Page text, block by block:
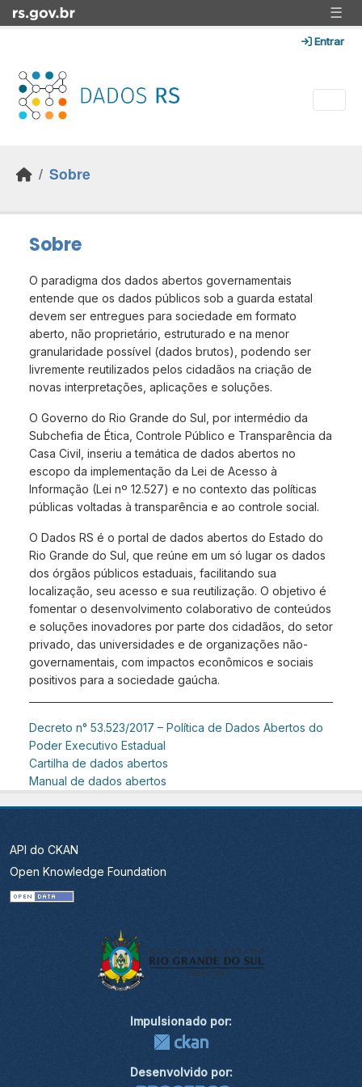
Skip to main content ☰
Entrar
Sobre
Sobre
O paradigma dos dados abertos governamentais
entende que os dados públicos sob a guarda estatal
devem ser entregues para sociedade em formato
aberto, não proprietário, estruturado e na menor
granularidade possível (dados brutos), podendo ser
livremente reutilizados pelos cidadãos na criação de
novas interpretações, aplicações e soluções.
O Governo do Rio Grande do Sul, por intermédio da
Subchefia de Ética, Controle Público e Transparência da
Casa Civil, inseriu a temática de dados abertos no
escopo da implementação da Lei de Acesso à
Informação (Lei nº 12.527) e no contexto das políticas
públicas voltadas à transparência e ao controle social.
O Dados RS é o portal de dados abertos do Estado do
Rio Grande do Sul, que reúne em um só lugar os dados
dos órgãos públicos estaduais, facilitando sua
localização, seu acesso e sua reutilização. O objetivo é
fomentar o desenvolvimento colaborativo de conteúdos
e soluções inovadores por parte dos cidadãos, do setor
privado, das universidades e de organizações não-
governamentais, com impactos econômicos e sociais
positivos para a sociedade gaúcha.
Decreto n° 53.523/2017 – Política de Dados Abertos do
Poder Executivo Estadual
Cartilha de dados abertos
Manual de dados abertos
API do CKAN
Open Knowledge Foundation
Impulsionado por:
Desenvolvido por: